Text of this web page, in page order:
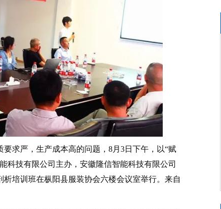
求严，生产成本高的问题，8月3日下午，以“赋
技有限公司主办，安徽隆信智能科技有限公司
培训班在枞阳县服装协会六楼会议室举行。来自